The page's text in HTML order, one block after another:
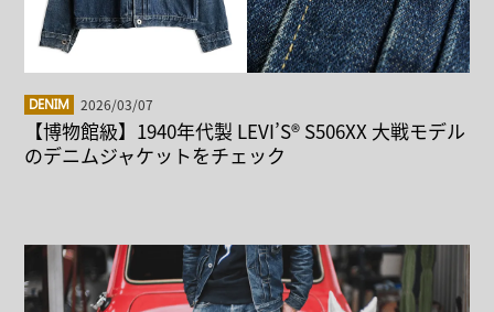
DENIM 2026/03/07
【博物館級】1940年代製 LEVI’S® S506XX 大戦モデル
のデニムジャケットをチェック